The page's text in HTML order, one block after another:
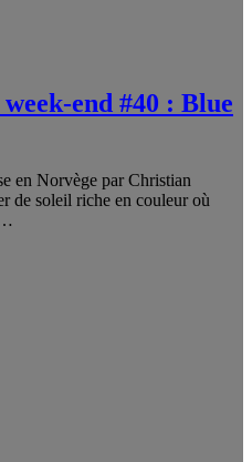
end #40 : Blue
en Norvège par Christian
de soleil riche en couleur où